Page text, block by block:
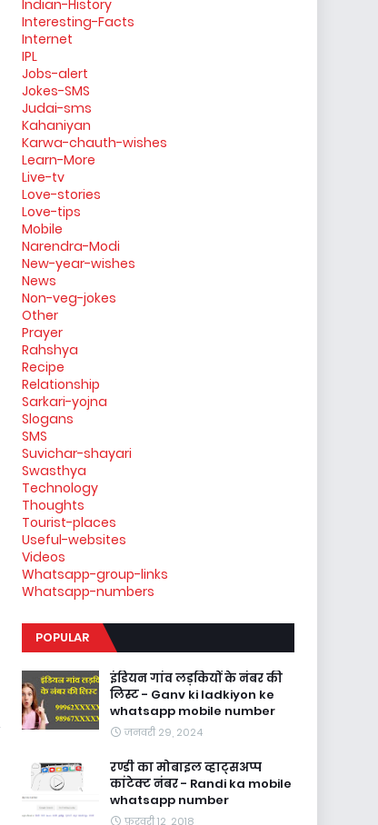
Indian-History
Interesting-Facts
Internet
IPL
Jobs-alert
Jokes-SMS
Judai-sms
Kahaniyan
Karwa-chauth-wishes
Learn-More
Live-tv
Love-stories
Love-tips
Mobile
Narendra-Modi
New-year-wishes
News
Non-veg-jokes
Other
Prayer
Rahshya
Recipe
Relationship
Sarkari-yojna
Slogans
SMS
Suvichar-shayari
Swasthya
Technology
Thoughts
Tourist-places
Useful-websites
Videos
Whatsapp-group-links
Whatsapp-numbers
POPULAR
इंडियन गांव लड़कियों के नंबर की
लिस्ट - Ganv ki ladkiyon ke
whatsapp mobile number
जनवरी 29, 2024
रण्डी का मोबाइल व्हाट्सअप्प
कांटेक्ट नंबर - Randi ka mobile
whatsapp number
फ़रवरी 12, 2018